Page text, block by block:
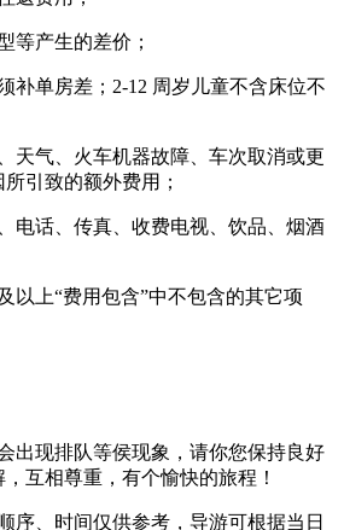
等产生的差价；
补单房差； 2-12 周岁儿童不含床位不
天气、火车机器故障、车次取消或更
引致的额外费用；
电话、传真、收费电视、饮品、烟酒
以上“费用包含”中不包含的其它项
出现排队等侯现象，请你您保持良好
互相尊重，有个愉快的旅程！
序、时间仅供参考，导游可根据当日